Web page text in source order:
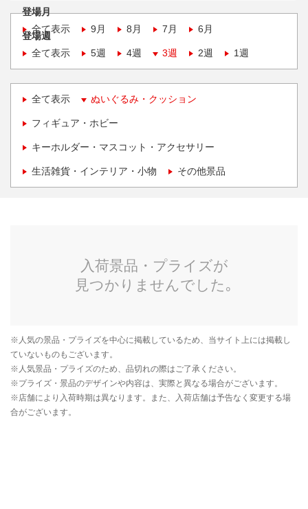
登場月
全て表示
9月 8月 7月 6月
登場週
全て表示
5週 4週 3週 2週 1週
全て表示 ぬいぐるみ・クッション
フィギュア・ホビー
キーホルダー・マスコット・アクセサリー
生活雑貨・インテリア・小物 その他景品